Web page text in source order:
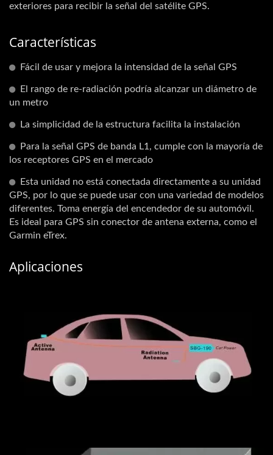
exteriores para recibir la señal del satélite GPS.
Características
Fácil de usar y mejora la intensidad de la señal GPS
El rango de re-radiación podría alcanzar un diámetro de
un metro
La simplicidad de la estructura facilita la instalación
Para la señal GPS de banda L1, cumple con la mayoría de
los receptores GPS en el mercado
Esta unidad no está conectada directamente a su unidad
GPS, por lo que se puede usar con una variedad de modelos
diferentes. Toma energía del encendedor de su automóvil.
Es ideal para GPS sin conector de antena externa, como el
Garmin eTrex.
Aplicaciones